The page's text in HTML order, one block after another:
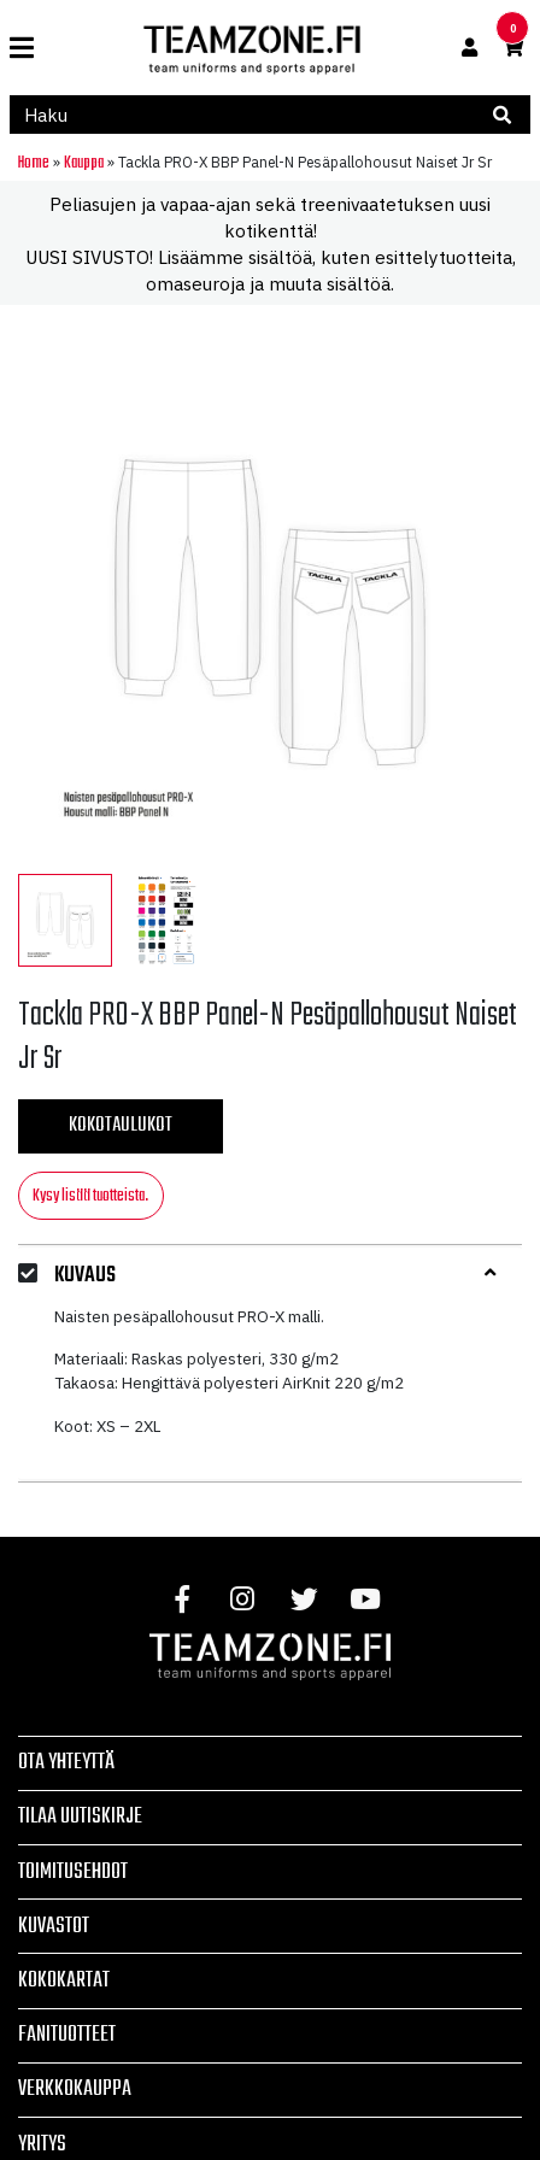
0
Home » Kauppa » Tackla PRO-X BBP Panel-N Pesäpallohousut Naiset Jr Sr
Peliasujen ja vapaa-ajan sekä treenivaatetuksen uusi
kotikenttä!
UUSI SIVUSTO! Lisäämme sisältöä, kuten esittelytuotteita,
omaseuroja ja muuta sisältöä.
Tackla PRO-X BBP Panel-N Pesäpallohousut Naiset
Jr Sr
KOKOTAULUKOT
Kysy lisää tuotteista.
KUVAUS
Naisten pesäpallohousut PRO-X malli.
Materiaali: Raskas polyesteri, 330 g/m2
Takaosa: Hengittävä polyesteri AirKnit 220 g/m2
Koot: XS – 2XL
OTA YHTEYTTÄ
TILAA UUTISKIRJE
TOIMITUSEHDOT
KUVASTOT
KOKOKARTAT
FANITUOTTEET
VERKKOKAUPPA
YRITYS